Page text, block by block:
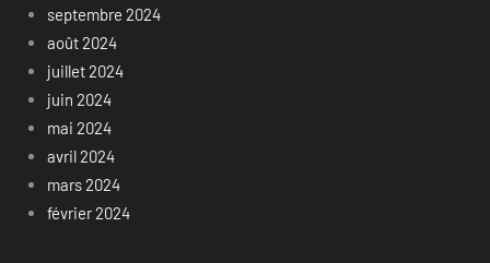
septembre 2024
août 2024
juillet 2024
juin 2024
mai 2024
avril 2024
mars 2024
février 2024